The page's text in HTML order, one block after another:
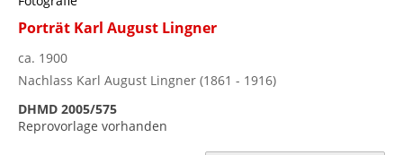
Porträt Karl August Lingner
ca. 1900
Nachlass Karl August Lingner (1861 - 1916)
DHMD 2005/575
Reprovorlage vorhanden